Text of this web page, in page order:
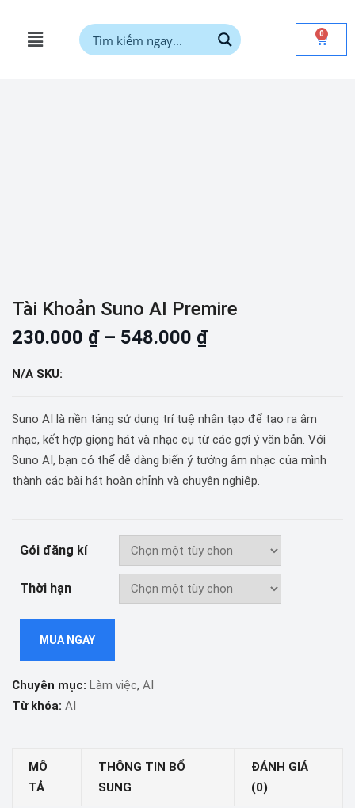
0
Tài Khoản Suno AI Premire
230.000 ₫– 548.000 ₫
N/A SKU:
Suno AI là nền tảng sử dụng trí tuệ nhân tạo để tạo ra âm
nhạc, kết hợp giọng hát và nhạc cụ từ các gợi ý văn bản. Với
Suno AI, bạn có thể dễ dàng biến ý tưởng âm nhạc của mình
thành các bài hát hoàn chỉnh và chuyên nghiệp.
Gói đăng kí
Thời hạn
MUA NGAY
Chuyên mục: Làm việc, AI
Từ khóa: AI
MÔ
TẢ
THÔNG TIN BỔ
SUNG
ĐÁNH GIÁ
(0)